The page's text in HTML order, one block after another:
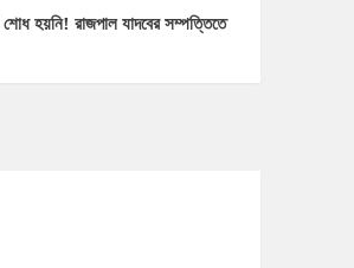
হয়নি! রাজপাল যাদবের সম্পত্তিতে